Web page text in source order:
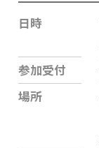
日時
参加受付
場所